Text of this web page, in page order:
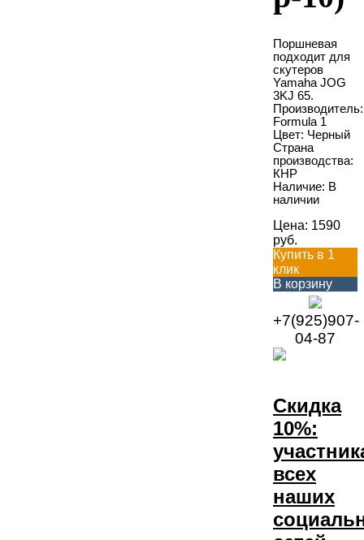
Поршневая
подходит для
скутеров
Yamaha JOG
3KJ 65.
Производитель:
Formula 1
Цвет: Черный
Страна
производства:
КНР
Наличие: В
наличии
Цена: 1590
руб.
Купить в 1
клик
В корзину
+7(925)907-
04-87
Скидка
10%:
всех
наших